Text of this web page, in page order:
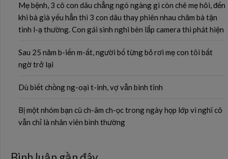
Mẹ bệnh, 3 cô con dâu chẳng ngó ngàng gì còn chê mẹ hôi, đến
khi bà già yếu hẳn thì 3 con dâu thay phiên nhau chăm bà tận
tình l-ạ thường. Con gái sinh nghi bèn lắp camera thì phát hiện
Sau 25 năm b-iến m-ất, người bố từng bỏ rơi mẹ con tôi bất
ngờ trở lại
Dù biết chồng ng-oại t-ình, vợ vẫn bình tĩnh
Bị một nhóm bạn cũ ch-âm ch-ọc trong ngày họp lớp vì nghĩ cô
vẫn chỉ là nhân viên bình thường